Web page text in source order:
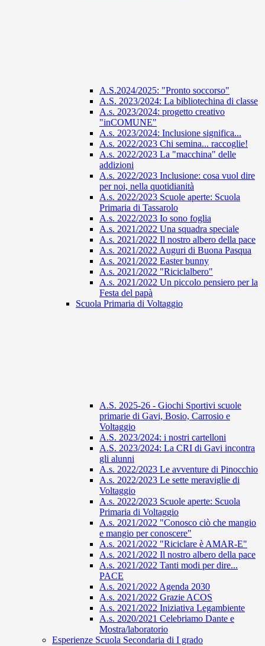
A.S.2024/2025: "Pronto soccorso"
A.S. 2023/2024: La bibliotechina di classe
A.s. 2023/2024: progetto creativo
"inCOMUNE"
A.s. 2023/2024: Inclusione significa...
A.s. 2022/2023 Chi semina... raccoglie!
A.s. 2022/2023 La "macchina" delle
addizioni
A.s. 2022/2023 Inclusione: cosa vuol dire
per noi, nella quotidianità
A.s. 2022/2023 Scuole aperte: Scuola
Primaria di Tassarolo
A.s. 2022/2023 Io sono foglia
A.s. 2021/2022 Una squadra speciale
A.s. 2021/2022 Il nostro albero della pace
A.s. 2021/2022 Auguri di Buona Pasqua
A.s. 2021/2022 Easter bunny
A.s. 2021/2022 "Riciclalbero"
A.s. 2021/2022 Un piccolo pensiero per la
Festa del papà
Scuola Primaria di Voltaggio
A.S. 2025-26 - Giochi Sportivi scuole
primarie di Gavi, Bosio, Carrosio e
Voltaggio
A.S. 2023/2024: i nostri cartelloni
A.S. 2023/2024: La CRI di Gavi incontra
gli alunni
A.s. 2022/2023 Le avventure di Pinocchio
A.s. 2022/2023 Le sette meraviglie di
Voltaggio
A.s. 2022/2023 Scuole aperte: Scuola
Primaria di Voltaggio
A.s. 2021/2022 "Conosco ciò che mangio
e mangio per conoscere"
A.s. 2021/2022 "Riciclare è AMAR-E"
A.s. 2021/2022 Il nostro albero della pace
A.s. 2021/2022 Tanti modi per dire...
PACE
A.s. 2021/2022 Agenda 2030
A.s. 2021/2022 Grazie ACOS
A.s. 2021/2022 Iniziativa Legambiente
A.s. 2020/2021 Celebriamo Dante e
Mostra/laboratorio
Esperienze Scuola Secondaria di I grado